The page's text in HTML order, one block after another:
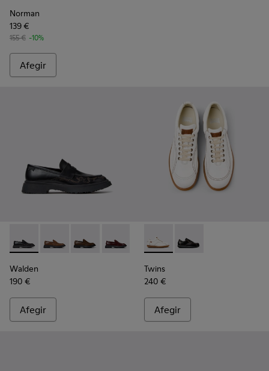
Norman
139 €
155 € -10%
Afegir
Walden - K100633-048 - Mocassins de pell negres per a
Walden - K100633-049
Walden - K100633-046
Walden - K100633-045
Walden - K100633-027
Walden - K100633-026
Walden -
Walden
190 €
Afegir
Twins - 16235-099 -
Twins - 16235-100
Twins
240 €
Afegir